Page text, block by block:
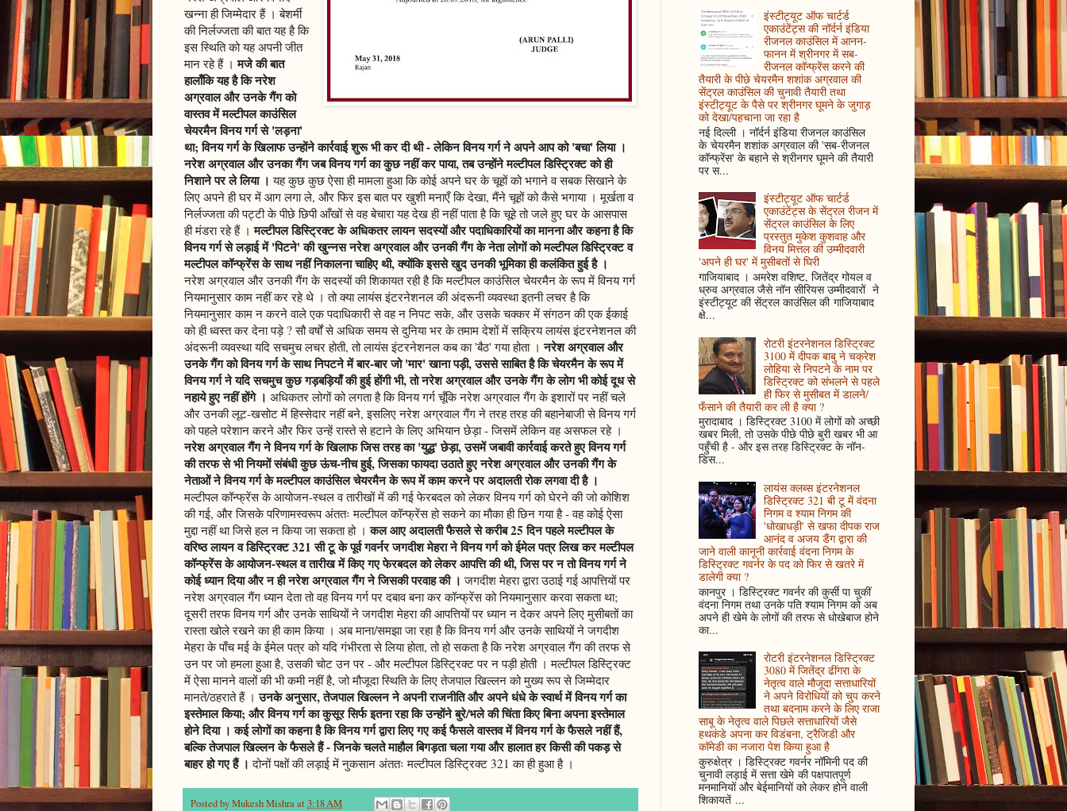
खन्ना ही जिम्मेदार हैं । बेशर्मी
की निर्लज्जता की बात यह है कि
इस स्थिति को यह अपनी जीत
मान रहे हैं ।मजे की बात
हालाँकि यह है कि नरेश
अग्रवाल और उनके गैंग को
वास्तव में मल्टीपल काउंसिल
चेयरमैन विनय गर्ग से 'लड़ना'
था; विनय गर्ग के खिलाफ उन्होंने कार्रवाई शुरू भी कर दी थी - लेकिन विनय गर्ग ने अपने आप को 'बचा' लिया ।
नरेश अग्रवाल और उनका गैंग जब विनय गर्ग का कुछ नहीं कर पाया, तब उन्होंने मल्टीपल डिस्ट्रिक्ट को ही
निशाने पर ले लिया । यह कुछ कुछ ऐसा ही मामला हुआ कि कोई अपने घर के चूहों को भगाने व सबक सिखाने के
लिए अपने ही घर में आग लगा ले, और फिर इस बात पर खुशी मनाएँ कि देखा, मैंने चूहों को कैसे भगाया । मूर्खता व
निर्लज्जता की पट्टी के पीछे छिपी आँखों से वह बेचारा यह देख ही नहीं पाता है कि चूहे तो जले हुए घर के आसपास
ही मंडरा रहे हैं ।मल्टीपल डिस्ट्रिक्ट के अधिकतर लायन सदस्यों और पदाधिकारियों का मानना और कहना है कि
विनय गर्ग से लड़ाई में 'पिटने' की खुन्नस नरेश अग्रवाल और उनकी गैंग के नेता लोगों को मल्टीपल डिस्ट्रिक्ट व
मल्टीपल कॉन्फ्रेंस के साथ नहीं निकालना चाहिए थी, क्योंकि इससे खुद उनकी भूमिका ही कलंकित हुई है ।
नरेश अग्रवाल और उनकी गैंग के सदस्यों की शिकायत रही है कि मल्टीपल काउंसिल चेयरमैन के रूप में विनय गर्ग
नियमानुसार काम नहीं कर रहे थे । तो क्या लायंस इंटरनेशनल की अंदरूनी व्यवस्था इतनी लचर है कि
नियमानुसार काम न करने वाले एक पदाधिकारी से वह न निपट सके, और उसके चक्कर में संगठन की एक ईकाई
को ही ध्वस्त कर देना पड़े ? सौ वर्षों से अधिक समय से दुनिया भर के तमाम देशों में सक्रिय लायंस इंटरनेशनल की
अंदरूनी व्यवस्था यदि सचमुच लचर होती, तो लायंस इंटरनेशनल कब का 'बैठ' गया होता ।नरेश अग्रवाल और
उनके गैंग को विनय गर्ग के साथ निपटने में बार-बार जो 'मार' खाना पड़ी, उससे साबित है कि चेयरमैन के रूप में
विनय गर्ग ने यदि सचमुच कुछ गड़बड़ियाँ की हुई होंगी भी, तो नरेश अग्रवाल और उनके गैंग के लोग भी कोई दूध से
नहाये हुए नहीं होंगे । अधिकतर लोगों को लगता है कि विनय गर्ग चूँकि नरेश अग्रवाल गैंग के इशारों पर नहीं चले
और उनकी लूट-खसोट में हिस्सेदार नहीं बने, इसलिए नरेश अग्रवाल गैंग ने तरह तरह की बहानेबाजी से विनय गर्ग
को पहले परेशान करने और फिर उन्हें रास्ते से हटाने के लिए अभियान छेड़ा - जिसमें लेकिन वह असफल रहे ।
नरेश अग्रवाल गैंग ने विनय गर्ग के खिलाफ जिस तरह का 'युद्ध' छेड़ा, उसमें जबावी कार्रवाई करते हुए विनय गर्ग
की तरफ से भी नियमों संबंधी कुछ ऊंच-नीच हुई, जिसका फायदा उठाते हुए नरेश अग्रवाल और उनकी गैंग के
नेताओं ने विनय गर्ग के मल्टीपल काउंसिल चेयरमैन के रूप में काम करने पर अदालती रोक लगवा दी है ।
मल्टीपल कॉन्फ्रेंस के आयोजन-स्थल व तारीखों में की गई फेरबदल को लेकर विनय गर्ग को घेरने की जो कोशिश
की गई, और जिसके परिणामस्वरूप अंततः मल्टीपल कॉन्फ्रेंस हो सकने का मौका ही छिन गया है - वह कोई ऐसा
मुद्दा नहीं था जिसे हल न किया जा सकता हो ।कल आए अदालती फैसले से करीब 25 दिन पहले मल्टीपल के
वरिष्ठ लायन व डिस्ट्रिक्ट 321 सी टू के पूर्व गवर्नर जगदीश मेहरा ने विनय गर्ग को ईमेल पत्र लिख कर मल्टीपल
कॉन्फ्रेंस के आयोजन-स्थल व तारीख में किए गए फेरबदल को लेकर आपत्ति की थी, जिस पर न तो विनय गर्ग ने
कोई ध्यान दिया और न ही नरेश अग्रवाल गैंग ने जिसकी परवाह की । जगदीश मेहरा द्वारा उठाई गई आपत्तियों पर
नरेश अग्रवाल गैंग ध्यान देता तो वह विनय गर्ग पर दबाव बना कर कॉन्फ्रेंस को नियमानुसार करवा सकता था;
दूसरी तरफ विनय गर्ग और उनके साथियों ने जगदीश मेहरा की आपत्तियों पर ध्यान न देकर अपने लिए मुसीबतों का
रास्ता खोले रखने का ही काम किया । अब माना/समझा जा रहा है कि विनय गर्ग और उनके साथियों ने जगदीश
मेहरा के पाँच मई के ईमेल पत्र को यदि गंभीरता से लिया होता, तो हो सकता है कि नरेश अग्रवाल गैंग की तरफ से
उन पर जो हमला हुआ है, उसकी चोट उन पर - और मल्टीपल डिस्ट्रिक्ट पर न पड़ी होती । मल्टीपल डिस्ट्रिक्ट
में ऐसा मानने वालों की भी कमी नहीं है, जो मौजूदा स्थिति के लिए तेजपाल खिल्लन को मुख्य रूप से जिम्मेदार
मानते/ठहराते हैं ।उनके अनुसार, तेजपाल खिल्लन ने अपनी राजनीति और अपने धंधे के स्वार्थ में विनय गर्ग का
इस्तेमाल किया; और विनय गर्ग का कुसूर सिर्फ इतना रहा कि उन्होंने बुरे/भले की चिंता किए बिना अपना इस्तेमाल
होने दिया । कई लोगों का कहना है कि विनय गर्ग द्वारा लिए गए कई फैसले वास्तव में विनय गर्ग के फैसले नहीं हैं,
बल्कि तेजपाल खिल्लन के फैसले हैं - जिनके चलते माहौल बिगड़ता चला गया और हालात हर किसी की पकड़ से
बाहर हो गए हैं ।दोनों पक्षों की लड़ाई में नुकसान अंततः मल्टीपल डिस्ट्रिक्ट 321 का ही हुआ है ।
Posted byMukesh Mishraat 3:18 AM
इंस्टीट्यूट ऑफ चार्टर्ड
एकाउंटेंट्स की नॉर्दर्न इंडिया
रीजनल काउंसिल में आनन-
फानन में श्रीनगर में सब-
रीजनल कॉन्फ्रेंस करने की
तैयारी के पीछे चेयरमैन शशांक अग्रवाल की
सेंट्रल काउंसिल की चुनावी तैयारी तथा
इंस्टीट्यूट के पैसे पर श्रीनगर घूमने के जुगाड़
को देखा/पहचाना जा रहा है
नई दिल्ली । नॉर्दर्न इंडिया रीजनल काउंसिल
के चेयरमैन शशांक अग्रवाल की 'सब-रीजनल
कॉन्फ्रेंस' के बहाने से श्रीनगर घूमने की तैयारी
पर स...
इंस्टीट्यूट ऑफ चार्टर्ड
एकाउंटेंट्स के सेंट्रल रीजन में
सेंट्रल काउंसिल के लिए
प्रस्तुत मुकेश कुशवाह और
विनय मित्तल की उम्मीदवारी
'अपने ही घर' में मुसीबतों से घिरी
गाजियाबाद । अमरेश वशिष्ट, जितेंद्र गोयल व
ध्रुव अग्रवाल जैसे नॉन सीरियस उम्मीदवारों ने
इंस्टीट्यूट की सेंट्रल काउंसिल की गाजियाबाद
क्षे...
रोटरी इंटरनेशनल डिस्ट्रिक्ट
3100 में दीपक बाबु ने चक्रेश
लोहिया से निपटने के नाम पर
डिस्ट्रिक्ट को संभलने से पहले
ही फिर से मुसीबत में डालने/
फँसाने की तैयारी कर ली है क्या ?
मुरादाबाद । डिस्ट्रिक्ट 3100 में लोगों को अच्छी
खबर मिली, तो उसके पीछे पीछे बुरी खबर भी आ
पहुँची है - और इस तरह डिस्ट्रिक्ट के नॉन-
डिस...
लायंस क्लब्स इंटरनेशनल
डिस्ट्रिक्ट 321 बी टू में वंदना
निगम व श्याम निगम की
'धोखाधड़ी' से खफा दीपक राज
आनंद व अजय डैंग द्वारा की
जाने वाली कानूनी कार्रवाई वंदना निगम के
डिस्ट्रिक्ट गवर्नर के पद को फिर से खतरे में
डालेगी क्या ?
कानपुर । डिस्ट्रिक्ट गवर्नर की कुर्सी पा चुकीं
वंदना निगम तथा उनके पति श्याम निगम को अब
अपने ही खेमे के लोगों की तरफ से धोखेबाज होने
का...
रोटरी इंटरनेशनल डिस्ट्रिक्ट
3080 में जितेंद्र ढींगरा के
नेतृत्व वाले मौजूदा सत्ताधारियों
ने अपने विरोधियों को चुप करने
तथा बदनाम करने के लिए राजा
साबू के नेतृत्व वाले पिछले सत्ताधारियों जैसे
हथकंडे अपना कर विडंबना, ट्रैजिडी और
कॉमेडी का नजारा पेश किया हुआ है
कुरुक्षेत्र । डिस्ट्रिक्ट गवर्नर नॉमिनी पद की
चुनावी लड़ाई में सत्ता खेमे की पक्षपातपूर्ण
मनमानियों और बेईमानियों को लेकर होने वाली
शिकायतें ...